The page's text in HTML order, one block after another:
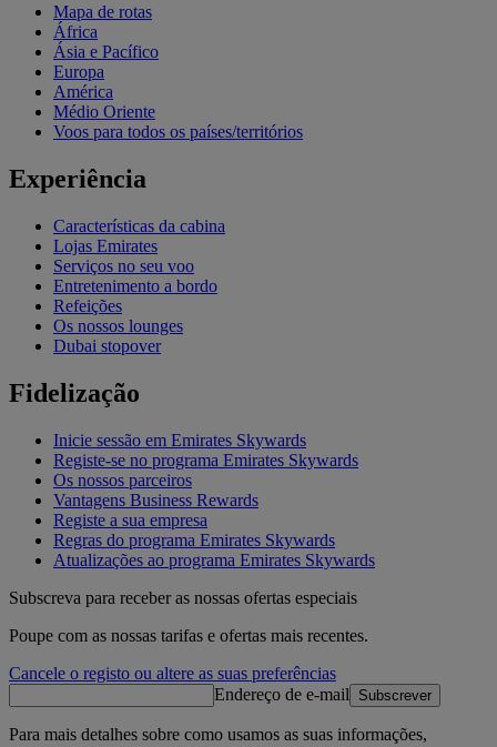
Mapa de rotas
África
Ásia e Pacífico
Europa
América
Médio Oriente
Voos para todos os países/territórios
Experiência
Características da cabina
Lojas Emirates
Serviços no seu voo
Entretenimento a bordo
Refeições
Os nossos lounges
Dubai stopover
Fidelização
Inicie sessão em Emirates Skywards
Registe-se no programa Emirates Skywards
Os nossos parceiros
Vantagens Business Rewards
Registe a sua empresa
Regras do programa Emirates Skywards
Atualizações ao programa Emirates Skywards
Subscreva para receber as nossas ofertas especiais
Poupe com as nossas tarifas e ofertas mais recentes.
Cancele o registo ou altere as suas preferências
Endereço de e-mail
Subscrever
Para mais detalhes sobre como usamos as suas informações,